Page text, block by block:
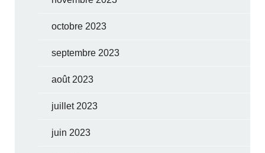
octobre 2023
septembre 2023
août 2023
juillet 2023
juin 2023